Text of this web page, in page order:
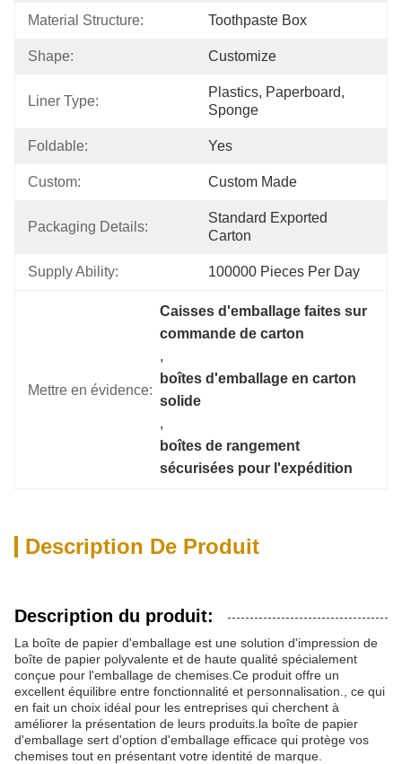
Material Structure: Toothpaste Box
Shape: Customize
Liner Type:
Plastics, Paperboard,
Sponge
Foldable: Yes
Custom: Custom Made
Packaging Details:
Standard Exported
Carton
Supply Ability: 100000 Pieces Per Day
Mettre en évidence:
Caisses d'emballage faites sur
commande de carton
,
boîtes d'emballage en carton
solide
,
boîtes de rangement
sécurisées pour l'expédition
Description De Produit
Description du produit:
La boîte de papier d'emballage est une solution d'impression de
boîte de papier polyvalente et de haute qualité spécialement
conçue pour l'emballage de chemises.Ce produit offre un
excellent équilibre entre fonctionnalité et personnalisation., ce qui
en fait un choix idéal pour les entreprises qui cherchent à
améliorer la présentation de leurs produits.la boîte de papier
d'emballage sert d'option d'emballage efficace qui protège vos
chemises tout en présentant votre identité de marque.